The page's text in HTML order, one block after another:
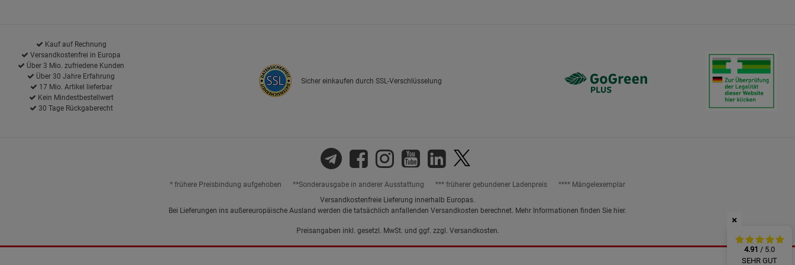
×
4.91 / 5.0
SEHR GUT
Kauf auf Rechnung
Versandkostenfrei in Europa
Über 3 Mio. zufriedene Kunden
Über 30 Jahre Erfahrung
17 Mio. Artikel lieferbar
Kein Mindestbestellwert
30 Tage Rückgaberecht
Sicher einkaufen durch SSL-Verschlüsselung
* frühere Preisbindung aufgehoben **Sonderausgabe in anderer Ausstattung *** früherer gebundener Ladenpreis
**** Mängelexemplar
Versandkostenfreie Lieferung innerhalb Europas.
Bei Lieferungen ins außereuropäische Ausland werden die tatsächlich anfallenden Versandkosten berechnet. Mehr Informationen finden Sie hier.
Preisangaben inkl. gesetzl. MwSt. und ggf. zzgl. Versandkosten.